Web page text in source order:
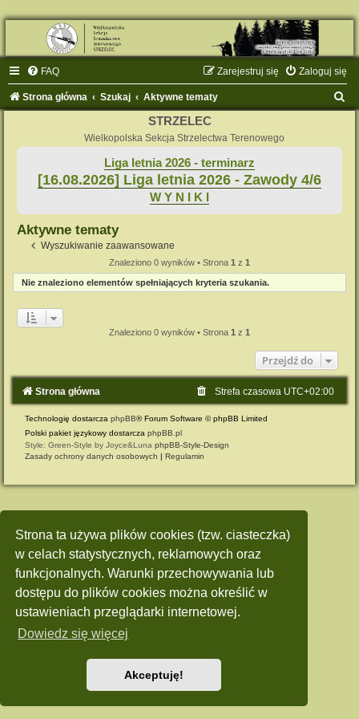
Strona ta używa plików cookies (tzw. ciasteczka)
w celach statystycznych, reklamowych oraz
funkcjonalnych. Warunki przechowywania lub
dostępu do plików cookies można określić w
ustawieniach przeglądarki internetowej.
Dowiedz się więcej
Akceptuję!
FAQ Zaloguj się
Zarejestruj się
Strona główna Szukaj Aktywne tematy
STRZELEC
Wielkopolska Sekcja Strzelectwa Terenowego
Liga letnia 2026 - terminarz
[16.08.2026] Liga letnia 2026 - Zawody 4/6
W Y N I K I
Aktywne tematy
Wyszukiwanie zaawansowane
Znaleziono 0 wyników • Strona 1 z 1
Nie znaleziono elementów spełniających kryteria szukania.
Znaleziono 0 wyników • Strona 1 z 1
Przejdź do
Strona główna Strefa czasowa UTC+02:00
Technologię dostarcza phpBB® Forum Software © phpBB Limited
Polski pakiet językowy dostarcza phpBB.pl
Style: Green-Style by Joyce&Luna phpBB-Style-Design
Zasady ochrony danych osobowych | Regulamin